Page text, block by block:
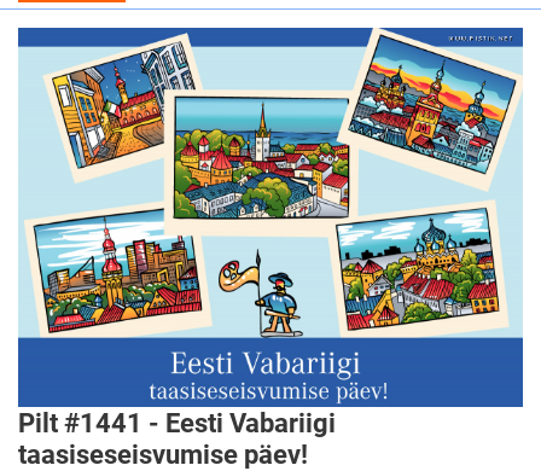
Pilt #1441 - Eesti Vabariigi
taasiseseisvumise päev!